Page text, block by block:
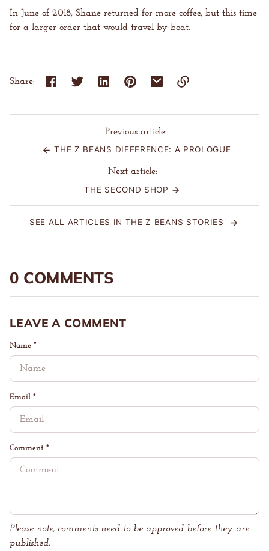
In June of 2018, Shane returned for more coffee, but this time
for a larger order that would travel by boat.
Share:
Previous article:
THE Z BEANS DIFFERENCE: A PROLOGUE
Next article:
THE SECOND SHOP
SEE ALL ARTICLES IN THE Z BEANS STORIES
0 COMMENTS
LEAVE A COMMENT
Name *
Email *
Comment *
Please note, comments need to be approved before they are
published.